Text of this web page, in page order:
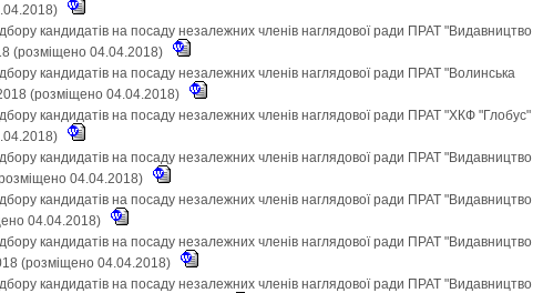
кандидатів на посаду незалежних членів наглядової ради ПРАТ "Видавництво
(розміщено 04.04.2018)
кандидатів на посаду незалежних членів наглядової ради ПРАТ "Волинська
(розміщено 04.04.2018)
кандидатів на посаду незалежних членів наглядової ради ПРАТ "ХКФ "Глобус"
кандидатів на посаду незалежних членів наглядової ради ПРАТ "Видавництво
04.04.2018)
кандидатів на посаду незалежних членів наглядової ради ПРАТ "Видавництво
04.04.2018)
кандидатів на посаду незалежних членів наглядової ради ПРАТ "Видавництво
(розміщено 04.04.2018)
кандидатів на посаду незалежних членів наглядової ради ПРАТ "Видавництво